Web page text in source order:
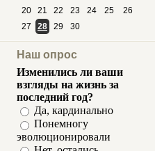
20
21 22 23 24 25
26
27
28 29 30
Наш опрос
Изменились ли ваши
взгляды на жизнь за
последний год?
Да, кардинально
Понемногу
эволюционировали